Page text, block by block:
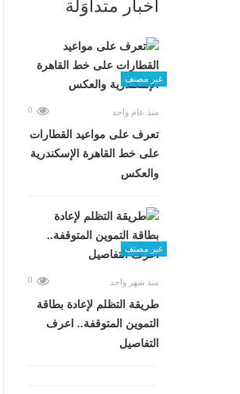
أخبار متداوَلة
غير مصنف
منذ عام واحد 0
تعرف على مواعيد القطارات
على خط القاهرة الإسكندرية
والعكس
غير مصنف
منذ شهر واحد 0
طريقة التظلم لإعادة بطاقة
التموين المتوقفة.. اعرف
التفاصيل